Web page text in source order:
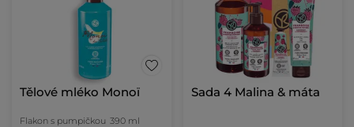
Tělové mléko Monoï
Flakon s pumpičkou 390 ml
Sada 4 Malina & máta